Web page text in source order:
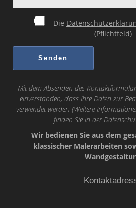
Die
(Pflichtfeld)
Mit dem Absenden des
einverstanden, dass Ihre Daten zur
verwendet werden (Weitere
finden Sie in der
Wir bedienen Sie aus dem
klassischer Malerarbeiten